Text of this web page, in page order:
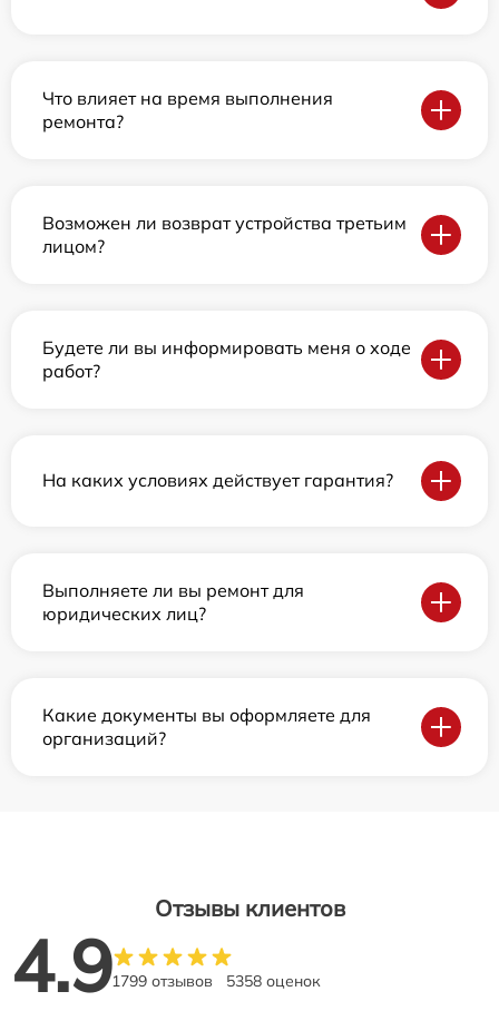
Что влияет на время выполнения
ремонта?
Возможен ли возврат устройства третьим
лицом?
Будете ли вы информировать меня о ходе
работ?
На каких условиях действует гарантия?
Выполняете ли вы ремонт для
юридических лиц?
Какие документы вы оформляете для
организаций?
Отзывы клиентов
4.91799 отзывов 5358 оценок